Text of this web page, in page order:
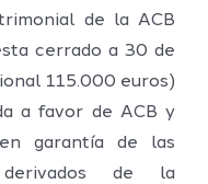
de la ACB
cerrado a 30 de
115.000 euros)
a favor de ACB y
garantía de las
de la